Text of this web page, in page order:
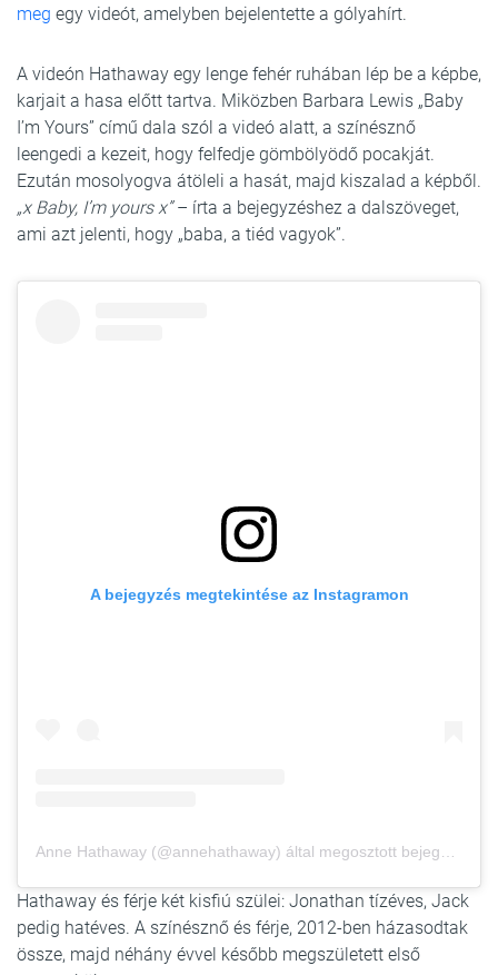
meg egy videót, amelyben bejelentette a gólyahírt.
A videón Hathaway egy lenge fehér ruhában lép be a képbe,
karjait a hasa előtt tartva. Miközben Barbara Lewis „Baby
I’m Yours” című dala szól a videó alatt, a színésznő
leengedi a kezeit, hogy felfedje gömbölyödő pocakját.
Ezután mosolyogva átöleli a hasát, majd kiszalad a képből.
„x Baby, I’m yours x”– írta a bejegyzéshez a dalszöveget,
ami azt jelenti, hogy „baba, a tiéd vagyok”.
A bejegyzés megtekintése az Instagramon
Hathaway és férje két kisfiú szülei: Jonathan tízéves, Jack
pedig hatéves. A színésznő és férje, 2012-ben házasodtak
össze, majd néhány évvel később megszületett első